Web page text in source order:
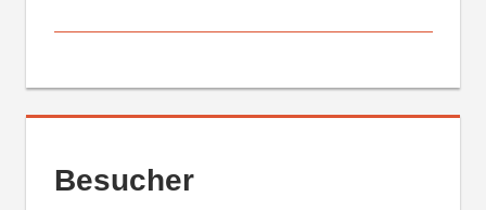
Besucher